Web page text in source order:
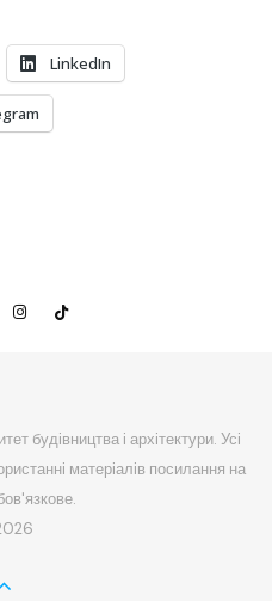
LinkedIn
будівництва і архітектури. Усі
матеріалів посилання на